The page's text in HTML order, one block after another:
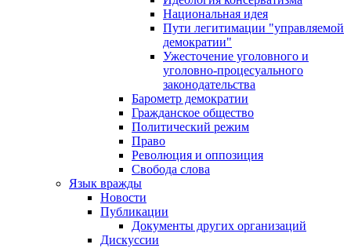
Национальная идея
Пути легитимации "управляемой
демократии"
Ужесточение уголовного и
уголовно-процесуального
законодательства
Барометр демократии
Гражданское общество
Политический режим
Право
Революция и оппозиция
Свобода слова
Язык вражды
Новости
Публикации
Документы других организаций
Дискуссии